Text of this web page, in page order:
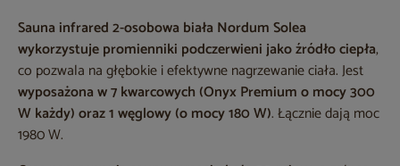
Sauna infrared 2-osobowa biała Nordum Solea
wykorzystuje promienniki podczerwieni jako źródło ciepła,
co pozwala na głębokie i efektywne nagrzewanie ciała. Jest
wyposażona w 7 kwarcowych (Onyx Premium o mocy 300
W każdy) oraz 1 węglowy (o mocy 180 W). Łącznie dają moc
1980 W.